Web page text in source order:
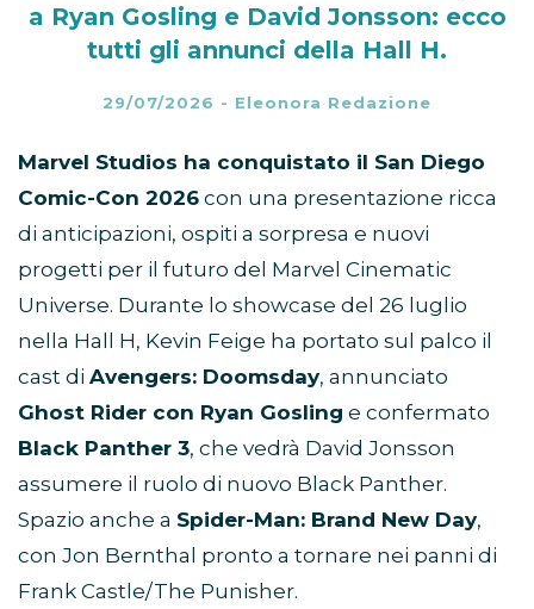
a Ryan Gosling e David Jonsson: ecco
tutti gli annunci della Hall H.
29/07/2026 - Eleonora Redazione
Marvel Studios ha conquistato il San Diego
Comic-Con 2026 con una presentazione ricca
di anticipazioni, ospiti a sorpresa e nuovi
progetti per il futuro del Marvel Cinematic
Universe. Durante lo showcase del 26 luglio
nella Hall H, Kevin Feige ha portato sul palco il
cast di Avengers: Doomsday, annunciato
Ghost Rider con Ryan Gosling e confermato
Black Panther 3, che vedrà David Jonsson
assumere il ruolo di nuovo Black Panther.
Spazio anche a Spider-Man: Brand New Day,
con Jon Bernthal pronto a tornare nei panni di
Frank Castle/The Punisher.